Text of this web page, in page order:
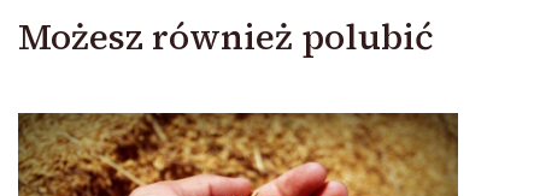
Możesz również polubić